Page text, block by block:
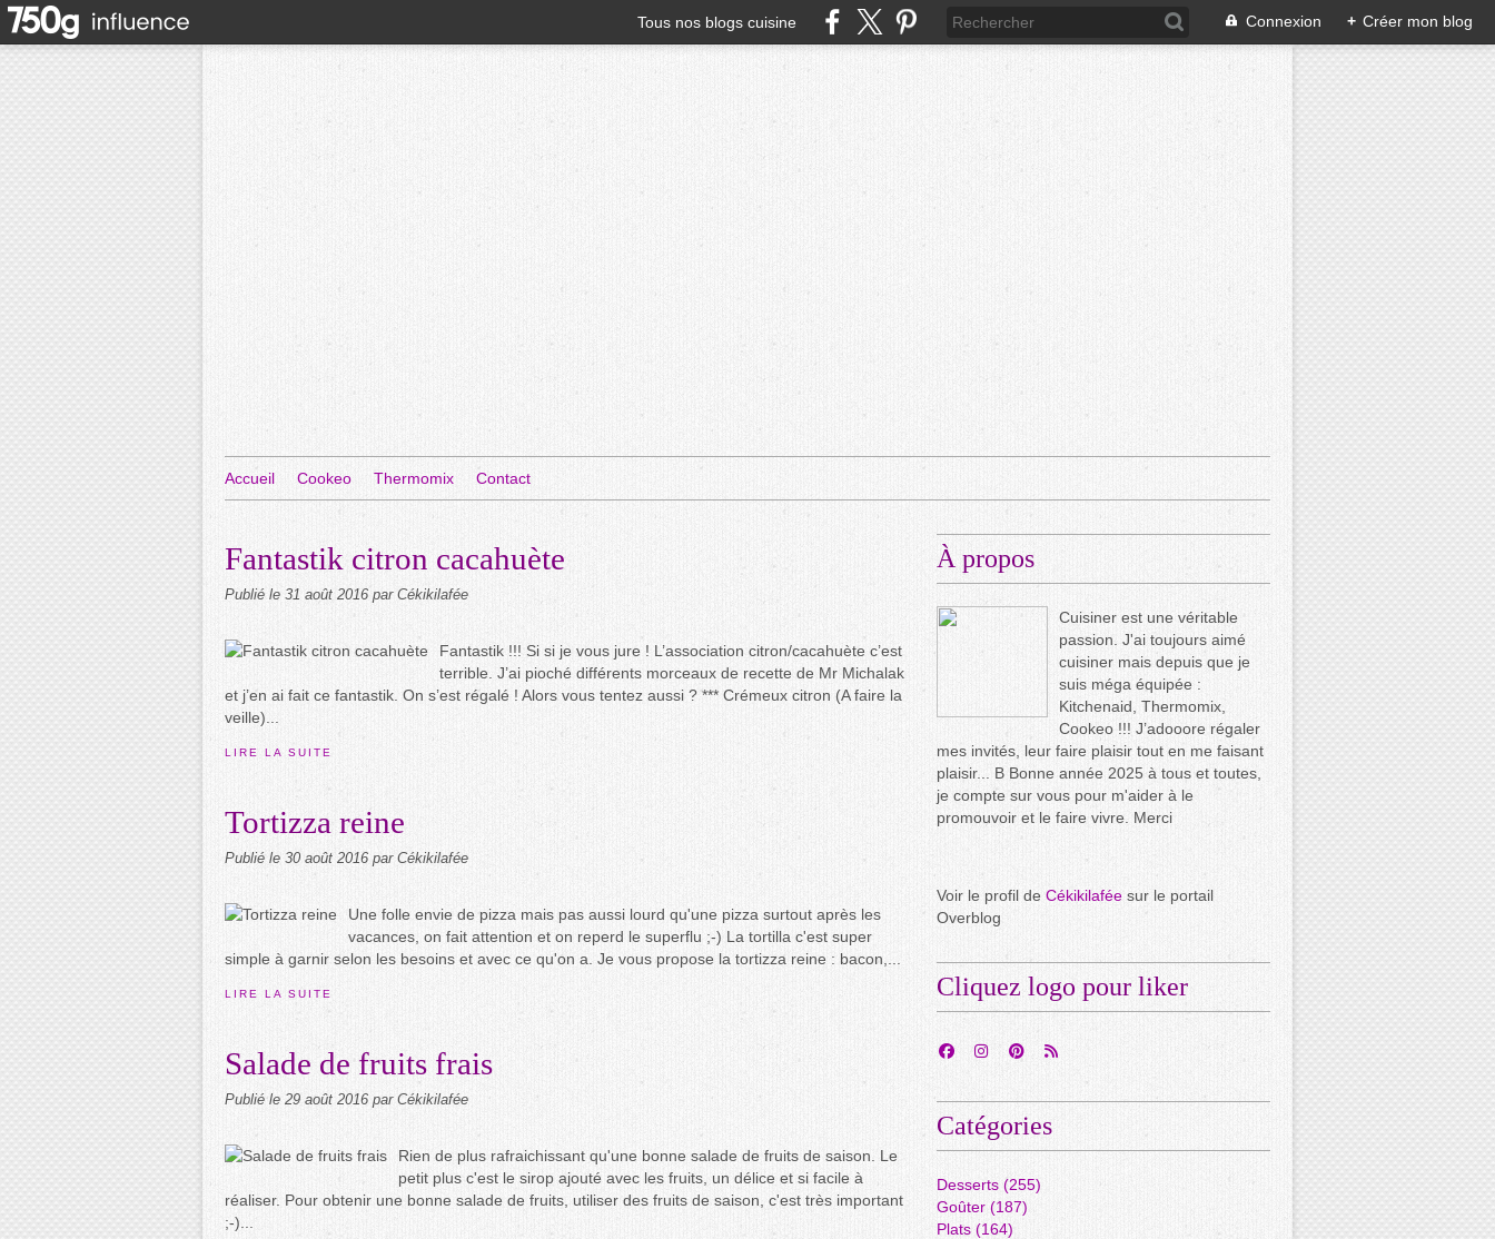
Tous nos blogs cuisine Connexion + Créer mon blog
Accueil Cookeo Thermomix Contact
Fantastik citron cacahuète
Publié le 31 août 2016 par Cékikilafée
Fantastik !!! Si si je vous jure ! L’association citron/cacahuète c’est
terrible. J’ai pioché différents morceaux de recette de Mr Michalak
et j’en ai fait ce fantastik. On s’est régalé ! Alors vous tentez aussi ? *** Crémeux citron (A faire la
veille)...
LIRE LA SUITE
Tortizza reine
Publié le 30 août 2016 par Cékikilafée
Une folle envie de pizza mais pas aussi lourd qu'une pizza surtout après les
vacances, on fait attention et on reperd le superflu ;-) La tortilla c'est super
simple à garnir selon les besoins et avec ce qu'on a. Je vous propose la tortizza reine : bacon,...
LIRE LA SUITE
Salade de fruits frais
Publié le 29 août 2016 par Cékikilafée
Rien de plus rafraichissant qu'une bonne salade de fruits de saison. Le
petit plus c'est le sirop ajouté avec les fruits, un délice et si facile à
réaliser. Pour obtenir une bonne salade de fruits, utiliser des fruits de saison, c'est très important
;-)...
À propos
Cuisiner est une véritable
passion. J'ai toujours aimé
cuisiner mais depuis que je
suis méga équipée :
Kitchenaid, Thermomix,
Cookeo !!! J’adooore régaler
mes invités, leur faire plaisir tout en me faisant
plaisir... B Bonne année 2025 à tous et toutes,
je compte sur vous pour m'aider à le
promouvoir et le faire vivre. Merci
Voir le profil de Cékikilafée sur le portail
Overblog
Cliquez logo pour liker
Catégories
Desserts (255)
Goûter (187)
Plats (164)